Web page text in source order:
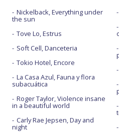
Nickelback, Everything under
the sun
Tove Lo, Estrus
Soft Cell, Danceteria
Tokio Hotel, Encore
La Casa Azul, Fauna y flora
subacuática
Roger Taylor, Violence insane
in a beautiful world
Carly Rae Jepsen, Day and
night